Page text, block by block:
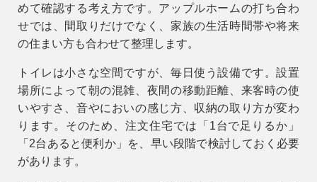
めて確認する考え方です。アップルホームの打ち合わ
せでは、間取りだけでなく、家族の生活時間帯や将来
の住まい方も合わせて整理します。
トイレは小さな空間ですが、毎日使う設備です。設置
場所によって朝の混雑、夜間の移動距離、来客時の使
いやすさ、音やにおいの感じ方、収納の取り方が変わ
ります。そのため、注文住宅では「1台で足りるか」
「2台あると便利か」を、早い段階で検討しておく必要
があります。